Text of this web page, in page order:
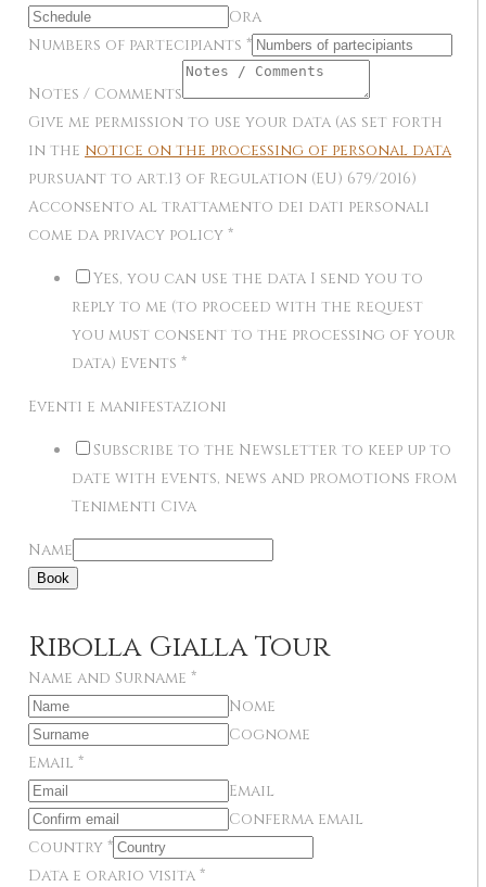
Ora
Numbers of partecipiants *
Notes / Comments
Give me permission to use your data (as set forth
in the notice on the processing of personal data
pursuant to art.13 of Regulation (EU) 679/2016)
Acconsento al trattamento dei dati personali
come da privacy policy *
Yes, you can use the data I send you to
reply to me (to proceed with the request
you must consent to the processing of your
data) Events *
Eventi e manifestazioni
Subscribe to the Newsletter to keep up to
date with events, news and promotions from
Tenimenti Civa
Name
Book
Ribolla Gialla Tour
Name and Surname *
Nome
Cognome
Email *
Email
Conferma email
Country *
Data e orario visita *